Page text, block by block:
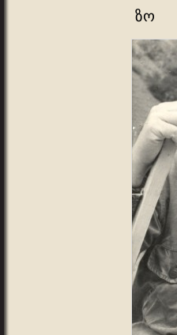
ზო